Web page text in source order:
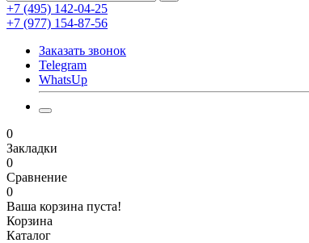
+7 (495) 142-04-25
+7 (977) 154-87-56
Заказать звонок
Telegram
WhatsUp
0
Закладки
0
Сравнение
0
Ваша корзина пуста!
Корзина
Каталог